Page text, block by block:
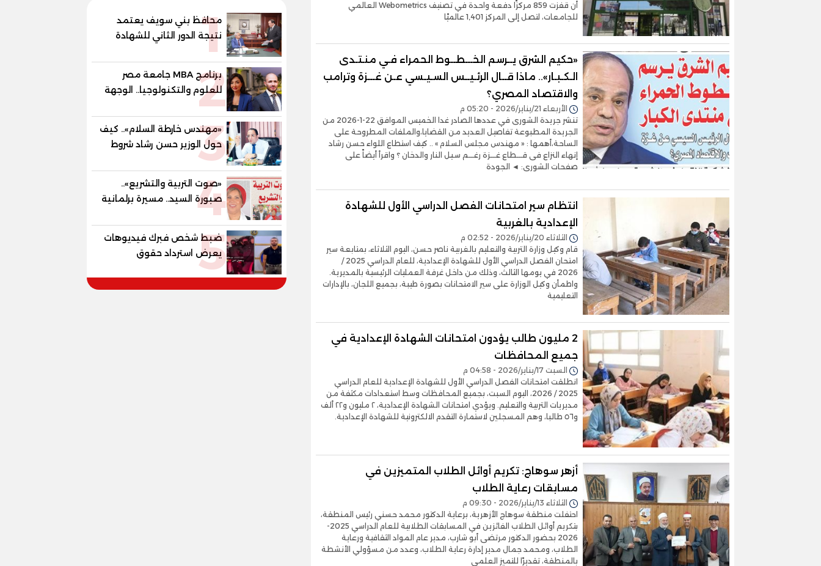
أن قفزت 859 مركزًا دفعة واحدة في تصنيف Webometrics العالمي
للجامعات، لتصل إلى المركز 1,401 عالميًا
«حكيم الشرق يــرسم الخـــطــوط الحمراء فـي منـتـدى
الـكـبـار».. ماذا قــال الرئـيــس السـيـسي عـن غـــزة وترامب
والاقتصاد المصري؟
الأربعاء 21/يناير/2026 - 05:20 م
تنشر جريدة الشورى في عددها الصادر غدا الخميس الموافق 22-1-2026 من
الجريدة المطبوعة تفاصيل العديد من القضايا،والملفات المطروحة على
الساحة،أهمها : « مهندس مجلس السلام » .. كيف استطاع اللواء حسن رشاد
إنهاء النزاع فى قـــطاع غـــزة رغـــم سـيل النار والدخان ؟ واقرأ أيضاً على
صفحات الشورى: ◄ الجودة
انتظام سير امتحانات الفصل الدراسي الأول للشهادة
الإعدادية بالغربية
الثلاثاء 20/يناير/2026 - 02:52 م
قام وكيل وزارة التربية والتعليم بالغربية ناصر حسن، اليوم الثلاثاء، بمتابعة سير
امتحان الفصل الدراسي الأول للشهادة الإعدادية، للعام الدراسي 2025 /
2026 في يومها الثالث، وذلك من داخل غرفة العمليات الرئيسية بالمديرية.
واطمأن وكيل الوزارة على سير الامتحانات بصورة طيبة، بجميع اللجان، بالإدارات
التعليمية
2 مليون طالب يؤدون امتحانات الشهادة الإعدادية في
جميع المحافظات
السبت 17/يناير/2026 - 04:58 م
انطلقت امتحانات الفصل الدراسي الأول للشهادة الإعدادية للعام الدراسي
2025 / 2026، اليوم السبت، بجميع المحافظات وسط استعدادات مكثفة من
مديريات التربية والتعليم. ويؤدي امتحانات الشهادة الإعدادية، ٢ مليون و٢٢ ألف
و٥٦ طالبا، وهم المسجلين لاستمارة التقدم الالكترونية للشهادة الإعدادية.
أزهر سوهاج: تكريم أوائل الطلاب المتميزين في
مسابقات رعاية الطلاب
الثلاثاء 13/يناير/2026 - 09:30 م
احتفلت منطقة سوهاج الأزهرية، برعاية الدكتور محمد حسني رئيس المنطقة،
بتكريم أوائل الطلاب الفائزين في المسابقات الطلابية للعام الدراسي 2025-
2026 بحضور الدكتور مرتضى أبو شارب، مدير عام المواد الثقافية ورعاية
الطلاب، ومحمد جمال مدير إدارة رعاية الطلاب، وعدد من مسؤولي الأنشطة
بالمنطقة، تقديرًا للتميز العلمي
1
محافظ بني سويف يعتمد
نتيجة الدور الثاني للشهادة
الإعدادية العامة بنسبة
منازل.. و70.56% للمهنية ..
و100% للصُم وضعاف السمع2
برنامج MBA جامعة مصر
للعلوم والتكنولوجيا.. الوجهة
المفضلة للتنفيذيين وقيادات
المستقبل
3
«مهندس خارطة السلام».. كيف
حول الوزير حسن رشاد شروط
الحرب المعقدة إلى "خارطة
4
«صوت التربية والتشريع»..
صبورة السيد.. مسيرة برلمانية
وتربوية تجمع بين تشريع
الإنسان المصري
5
ضبط شخص فبرك فيديوهات
يعرض استرداد حقوق
المواطنين بالقوة